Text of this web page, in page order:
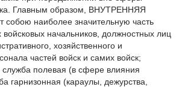
Главным образом, ВНУТРЕННЯЯ
наиболее значительную часть
войсковых начальников, должностных лиц
хозяйственного и
частей войск и самих войск;
служба полевая (в сфере влияния
гарнизонная (караулы, дежурства,